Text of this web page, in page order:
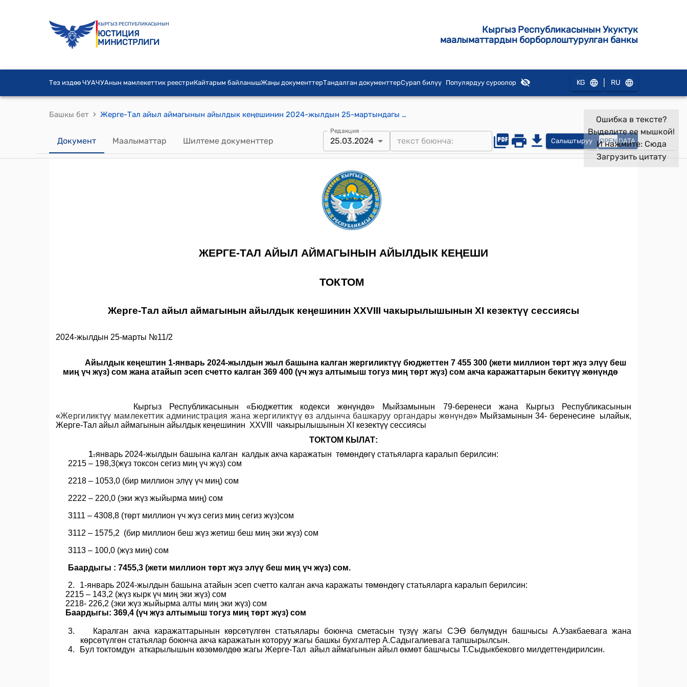
КЫРГЫЗ РЕСПУБЛИКАСЫНЫН
ЮСТИЦИЯ
МИНИСТРЛИГИ
Кыргыз Республикасынын Укуктук
маалыматтардын борборлоштурулган банкы
Тез издөө ЧУАЧУАнын мамлекеттик реестриКайтарым байланышЖаңы документтерТандалган документтерСурап билүү Популярдуу суроолор KG RU
Башкы бет › Жерге-Тал айыл аймагынын айылдык кеңешинин 2024-жылдын 25-мартындагы "Айылдык кеңештин 1-январь 2024-жылдын жыл башына калган жергиликтүү бюджеттен 7 455 300 (жети миллион төрт жүз элүү беш миң үч жүз) сом жана атайып эсеп счетто калган 369 400 (үч жүз алтымыш тогуз миң төрт жүз) сом акча каражаттарын бекитүү жөнүндө" №11/2 токтому
Документ Маалыматтар Шилтеме документтер
Редакция
25.03.2024 Салыштыруу OPEN DATA
Ошибка в тексте?
Выделите ее мышкой!
И нажмите: Сюда
Загрузить цитату